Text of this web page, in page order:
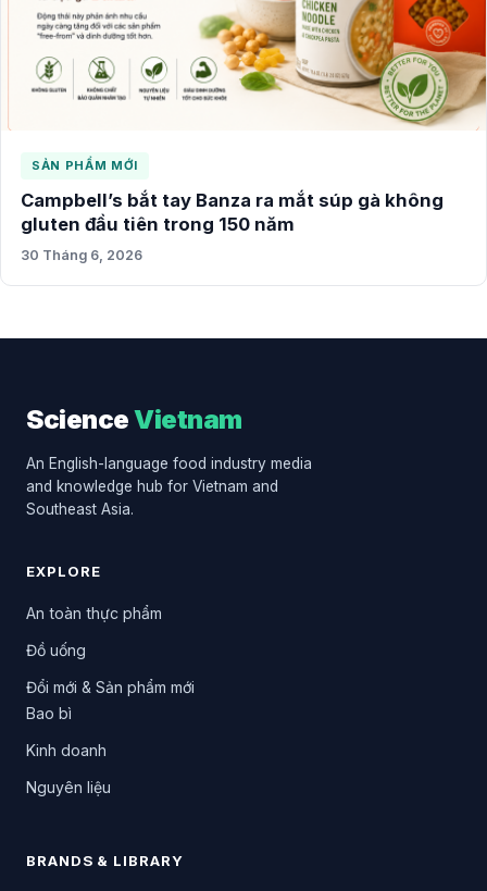
SẢN PHẨM MỚI
Campbell’s bắt tay Banza ra mắt súp gà không
gluten đầu tiên trong 150 năm
30 Tháng 6, 2026
ScienceVietnam
An English-language food industry media
and knowledge hub for Vietnam and
Southeast Asia.
EXPLORE
An toàn thực phẩm
Đồ uống
Đổi mới & Sản phẩm mới
Bao bì
Kinh doanh
Nguyên liệu
BRANDS & LIBRARY